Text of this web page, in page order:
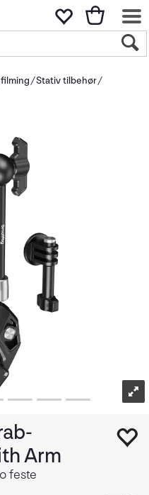
Stativ tilbehør
Arm
feste